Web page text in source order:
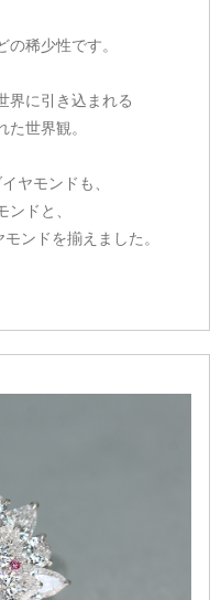
の稀少性です。
界に引き込まれる
世界観。
ヤモンドも、
ドと、
ンドを揃えました。